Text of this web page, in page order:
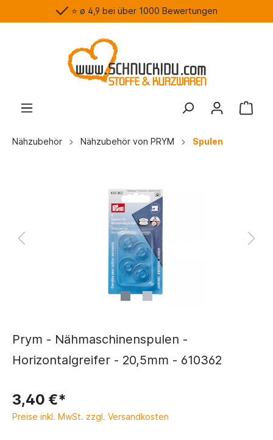
⭐️ ø 4,9 bei über 1000 Bewertungen
Nähzubehör Nähzubehör von PRYM Spulen
Prym - Nähmaschinenspulen -
Horizontalgreifer - 20,5mm - 610362
3,40 €*
Preise inkl. MwSt. zzgl. Versandkosten